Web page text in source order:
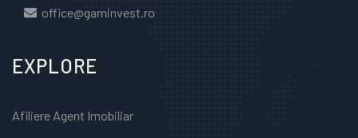
office@gaminvest.ro
EXPLORE
Afiliere Agent Imobiliar